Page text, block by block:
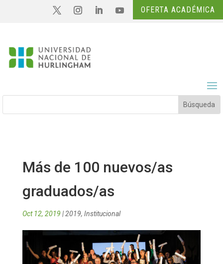
OFERTA ACADÉMICA
Más de 100 nuevos/as
graduados/as
Oct 12, 2019 |2019, Institucional